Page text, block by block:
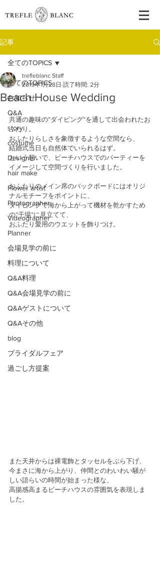
記事
全てのTOPICS
お知らせ
Q&A
story
costume
Designer
hair make
Flower artist
Photographer
Videographer
Planner
会場見学の前に
料理について
Q&A料理
Q&A会場見学の前に
Q&Aゲストについて
Q&Aその他
blog
ブライダルフェア
過ごし方提案
全てのTOPICS
Beach House Wedding
trefleblanc Staff
2019年1月28日 読了時間: 2分
共通の趣味の”ダイビング”を通して出会われたお
ふたり。
おふたりらしさを象徴するような空間なら、
結婚式当日も自然体でいられるはず。
という想いで、ビーチハウスでのパーティーを
イメージして空間づくりを行いました。
おふたりのメイン席のバックボードにはオリジ
ナルモチーフをポイントに、
ダイビングで海から上がって機材を乾かすため
の”干場”に見立てて、
おふたり愛用のウエットを飾りつけ。
また天井からは裸電飾とタッセルをぶら下げ、
今まさに海から上がり、仲間とのわいわい騒が
しい語らいの時間が始まった様な、
高揚感高まるビーチハウスの雰囲気を表現しま
した。